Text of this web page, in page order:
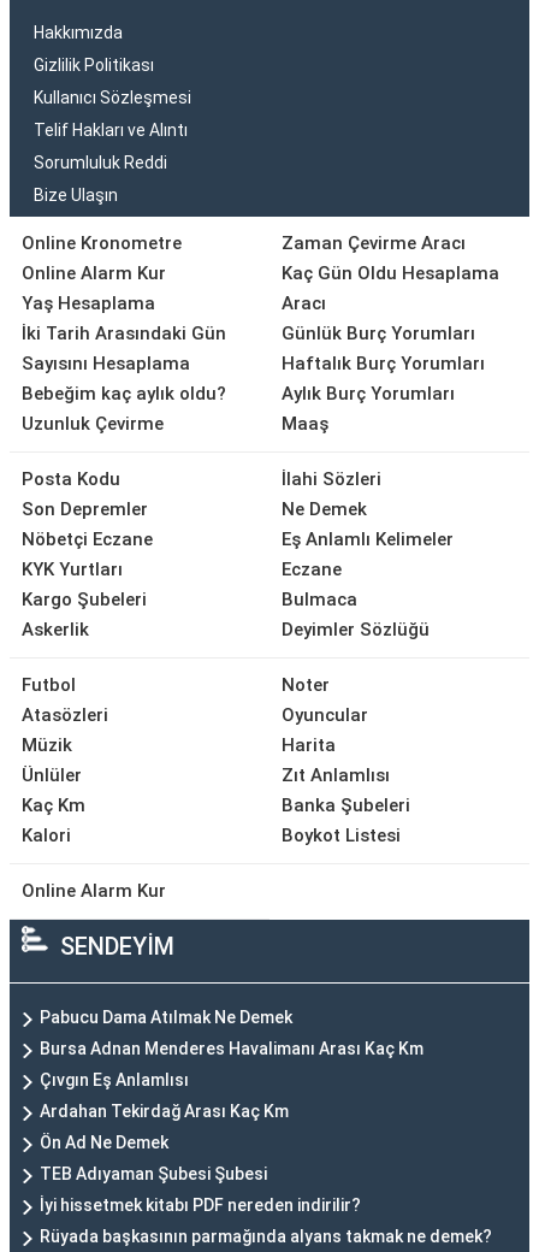
Hakkımızda
Gizlilik Politikası
Kullanıcı Sözleşmesi
Telif Hakları ve Alıntı
Sorumluluk Reddi
Bize Ulaşın
Online Kronometre
Online Alarm Kur
Yaş Hesaplama
İki Tarih Arasındaki Gün
Sayısını Hesaplama
Bebeğim kaç aylık oldu?
Uzunluk Çevirme
Zaman Çevirme Aracı
Kaç Gün Oldu Hesaplama
Aracı
Günlük Burç Yorumları
Haftalık Burç Yorumları
Aylık Burç Yorumları
Maaş
Posta Kodu
Son Depremler
Nöbetçi Eczane
KYK Yurtları
Kargo Şubeleri
Askerlik
İlahi Sözleri
Ne Demek
Eş Anlamlı Kelimeler
Eczane
Bulmaca
Deyimler Sözlüğü
Futbol
Atasözleri
Müzik
Ünlüler
Kaç Km
Kalori
Noter
Oyuncular
Harita
Zıt Anlamlısı
Banka Şubeleri
Boykot Listesi
Online Alarm Kur
SENDEYİM
Pabucu Dama Atılmak Ne Demek
Bursa Adnan Menderes Havalimanı Arası Kaç Km
Çıvgın Eş Anlamlısı
Ardahan Tekirdağ Arası Kaç Km
Ön Ad Ne Demek
TEB Adıyaman Şubesi Şubesi
İyi hissetmek kitabı PDF nereden indirilir?
Rüyada başkasının parmağında alyans takmak ne demek?